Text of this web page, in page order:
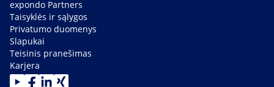
expondo Partners
Taisyklės ir sąlygos
Privatumo duomenys
Slapukai
Teisinis pranešimas
Karjera